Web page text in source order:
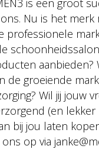
Nu is het merk
professionele
aanbieden?
de groeiende
Wil jij jouw
(en
bij jou laten
op via